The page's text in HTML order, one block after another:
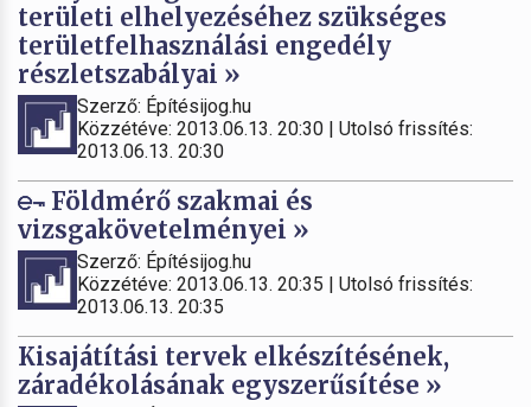
területi elhelyezéséhez szükséges
területfelhasználási engedély
részletszabályai »
Szerző: Építésijog.hu
Közzétéve: 2013.06.13. 20:30 | Utolsó frissítés:
2013.06.13. 20:30
Földmérő szakmai és
vizsgakövetelményei »
Szerző: Építésijog.hu
Közzétéve: 2013.06.13. 20:35 | Utolsó frissítés:
2013.06.13. 20:35
Kisajátítási tervek elkészítésének,
záradékolásának egyszerűsítése »